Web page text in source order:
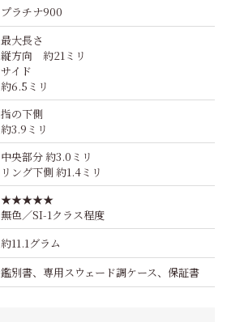
プラチナ900
最大長さ
縦方向 約21ミリ
サイド
約6.5ミリ
指の下側
約3.9ミリ
中央部分 約3.0ミリ
リング下側 約1.4ミリ
★★★★★
無色／SI-1クラス程度
約11.1グラム
鑑別書、専用スウェード調ケース、保証書